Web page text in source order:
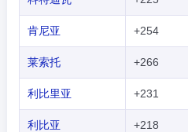
肯尼亚 +254
莱索托 +266
利比里亚 +231
利比亚 +218